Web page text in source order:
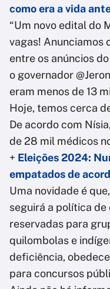
como era a vida
“Um novo edital do
vagas! Anunciamos
entre os anúncios
o governador
eram menos de 13
Hoje, temos cerca
De acordo com
de 28 mil médicos
+ Eleições 2024:
empatados de
Uma novidade é
seguirá a política de
reservadas para
quilombolas e
deficiência,
para concursos